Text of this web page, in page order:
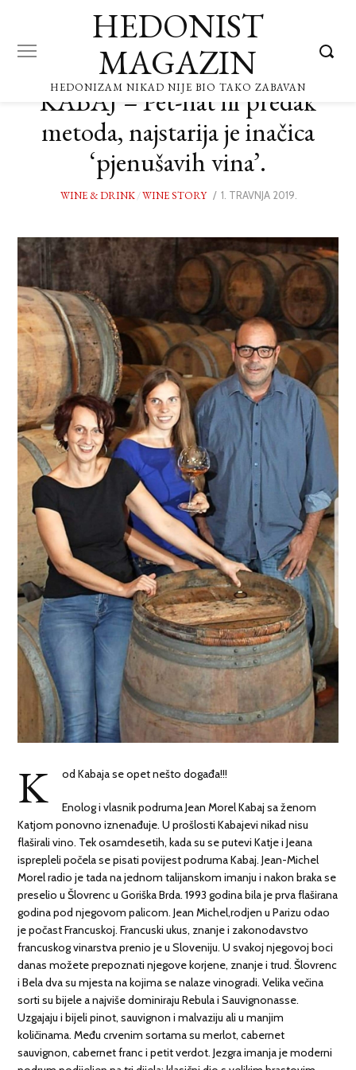
HEDONIST
MAGAZIN
HEDONIZAM NIKAD NIJE BIO TAKO ZABAVAN
KABAJ – Pét-nat ili predak
metoda, najstarija je inačica
‘pjenušavih vina’.
WINE & DRINK/WINE STORY
POSTED
1. TRAVNJA 2019.
K od Kabaja se opet nešto događa!!!
Enolog i vlasnik podruma Jean Morel Kabaj sa ženom
Katjom ponovno iznenađuje. U prošlosti Kabajevi nikad nisu
flaširali vino. Tek osamdesetih, kada su se putevi Katje i Jeana
isprepleli počela se pisati povijest podruma Kabaj. Jean-Michel
Morel radio je tada na jednom talijanskom imanju i nakon braka se
preselio u Šlovrenc u Goriška Brda. 1993 godina bila je prva flaširana
godina pod njegovom palicom. Jean Michel,rodjen u Parizu odao
je počast Francuskoj. Francuski ukus, znanje i zakonodavstvo
francuskog vinarstva prenio je u Sloveniju. U svakoj njegovoj boci
danas možete prepoznati njegove korjene, znanje i trud. Šlovrenc
i Bela dva su mjesta na kojima se nalaze vinogradi. Velika večina
sorti su bijele a najviše dominiraju Rebula i Sauvignonasse.
Uzgajaju i bijeli pinot, sauvignon i malvaziju ali u manjim
količinama. Među crvenim sortama su merlot, cabernet
sauvignon, cabernet franc i petit verdot. Jezgra imanja je moderni